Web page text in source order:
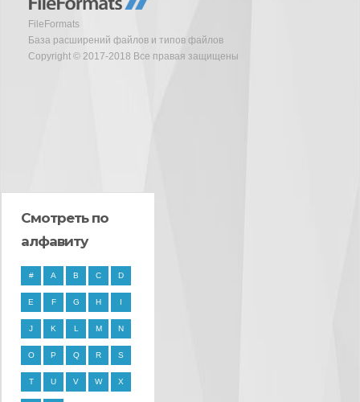
FileFormats
База расширений файлов и типов файлов
Copyright © 2017-2018 Все правая защищены
Смотреть по
алфавиту
# A B C D
E F G H I
J K L M N
O P Q R S
T U V W X